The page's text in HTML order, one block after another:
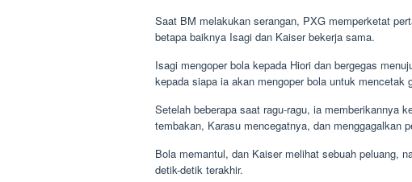
Saat BM melakukan serangan, PXG memperketat
betapa baiknya Isagi dan Kaiser bekerja sama.
Isagi mengoper bola kepada Hiori dan bergegas
kepada siapa ia akan mengoper bola untuk mencetak
Setelah beberapa saat ragu-ragu, ia memberikannya
tembakan, Karasu mencegatnya, dan menggagalkan
Bola memantul, dan Kaiser melihat sebuah peluang,
detik-detik terakhir.